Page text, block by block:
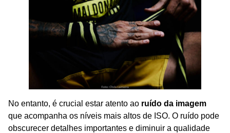
No entanto, é crucial estar atento ao ruído da imagem
que acompanha os níveis mais altos de ISO. O ruído pode
obscurecer detalhes importantes e diminuir a qualidade